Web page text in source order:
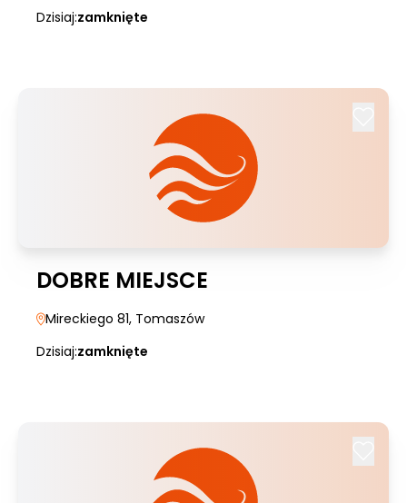
Dzisiaj:zamknięte
DOBRE MIEJSCE
Mireckiego 81, Tomaszów
Dzisiaj:zamknięte